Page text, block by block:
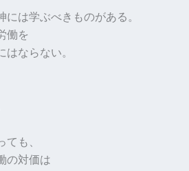
には学ぶべきものがある。
働を
はならない。
も、
の対価は